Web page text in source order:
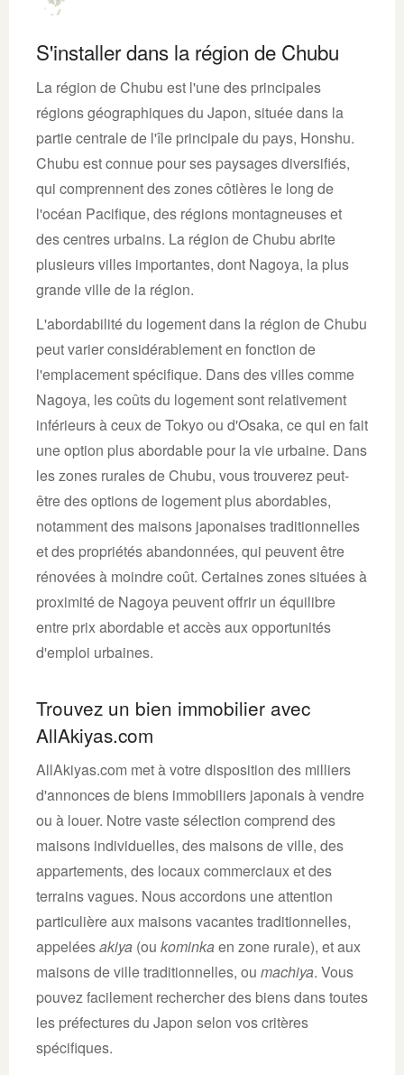
S'installer dans la région de Chubu
La région de Chubu est l'une des principales
régions géographiques du Japon, située dans la
partie centrale de l'île principale du pays, Honshu.
Chubu est connue pour ses paysages diversifiés,
qui comprennent des zones côtières le long de
l'océan Pacifique, des régions montagneuses et
des centres urbains. La région de Chubu abrite
plusieurs villes importantes, dont Nagoya, la plus
grande ville de la région.
L'abordabilité du logement dans la région de Chubu
peut varier considérablement en fonction de
l'emplacement spécifique. Dans des villes comme
Nagoya, les coûts du logement sont relativement
inférieurs à ceux de Tokyo ou d'Osaka, ce qui en fait
une option plus abordable pour la vie urbaine. Dans
les zones rurales de Chubu, vous trouverez peut-
être des options de logement plus abordables,
notamment des maisons japonaises traditionnelles
et des propriétés abandonnées, qui peuvent être
rénovées à moindre coût. Certaines zones situées à
proximité de Nagoya peuvent offrir un équilibre
entre prix abordable et accès aux opportunités
d'emploi urbaines.
Trouvez un bien immobilier avec
AllAkiyas.com
AllAkiyas.com met à votre disposition des milliers
d'annonces de biens immobiliers japonais à vendre
ou à louer. Notre vaste sélection comprend des
maisons individuelles, des maisons de ville, des
appartements, des locaux commerciaux et des
terrains vagues. Nous accordons une attention
particulière aux maisons vacantes traditionnelles,
appeléesakiya (ou kominkaen zone rurale), et aux
maisons de ville traditionnelles, ou machiya. Vous
pouvez facilement rechercher des biens dans toutes
les préfectures du Japon selon vos critères
spécifiques.